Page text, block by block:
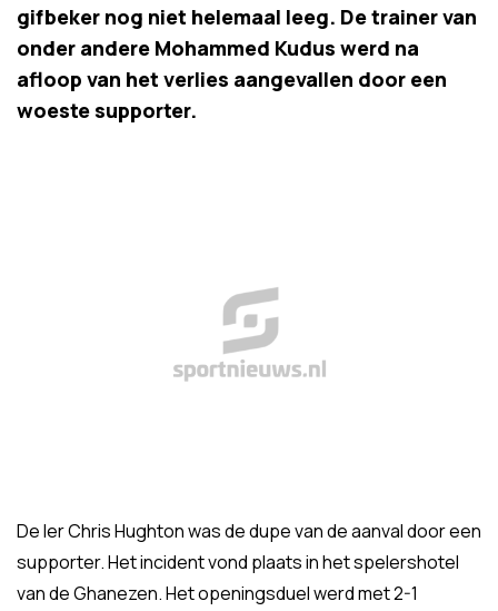
gifbeker nog niet helemaal leeg. De trainer van
onder andere Mohammed Kudus werd na
afloop van het verlies aangevallen door een
woeste supporter.
De Ier Chris Hughton was de dupe van de aanval door een
supporter. Het incident vond plaats in het spelershotel
van de Ghanezen. Het openingsduel werd met 2-1